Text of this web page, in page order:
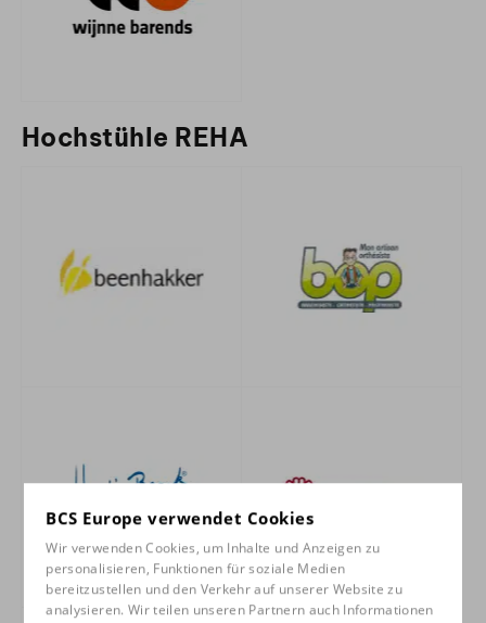
BCS Europe verwendet Cookies
Wir verwenden Cookies, um Inhalte und Anzeigen zu
personalisieren, Funktionen für soziale Medien
bereitzustellen und den Verkehr auf unserer Website zu
analysieren. Wir teilen unseren Partnern auch Informationen
Hochstühle REHA